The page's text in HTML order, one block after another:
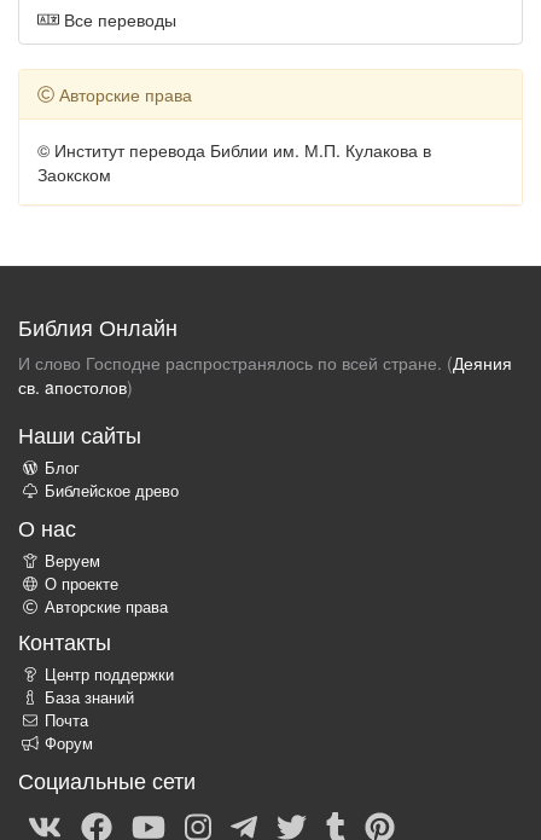
Все переводы
Авторские права
© Институт перевода Библии им. М.П. Кулакова в
Заокском
Библия Онлайн
И слово Господне распространялось по всей стране. (Деяния
св. aпостолов)
Наши сайты
Блог
Библейское древо
О нас
Веруем
О проекте
Авторские права
Контакты
Центр поддержки
База знаний
Почта
Форум
Социальные сети